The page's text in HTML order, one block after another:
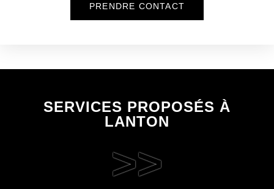
PRENDRE CONTACT
SERVICES PROPOSÉS À
LANTON
>>